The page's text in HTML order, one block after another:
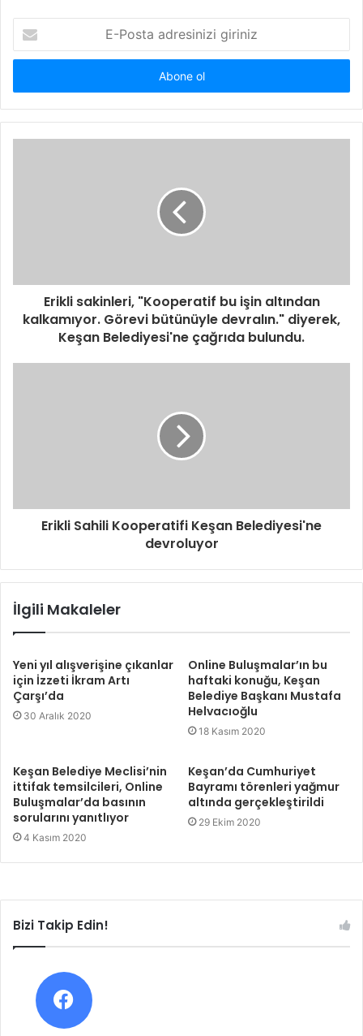
Posta
adresinizi
Erikli sakinleri, "Kooperatif bu işin altından
kalkamıyor. Görevi bütünüyle devralın." diyerek,
Keşan Belediyesi'ne çağrıda bulundu.
Erikli Sahili Kooperatifi Keşan Belediyesi'ne
devroluyor
İlgili Makaleler
Yeni yıl alışverişine çıkanlar
için İzzeti İkram Artı
Çarşı’da
30 Aralık 2020
Online Buluşmalar’ın bu
haftaki konuğu, Keşan
Belediye Başkanı Mustafa
Helvacıoğlu
18 Kasım 2020
Keşan Belediye Meclisi’nin
ittifak temsilcileri, Online
Buluşmalar’da basının
sorularını yanıtlıyor
4 Kasım 2020
Keşan’da Cumhuriyet
Bayramı törenleri yağmur
altında gerçekleştirildi
29 Ekim 2020
Bizi Takip Edin!